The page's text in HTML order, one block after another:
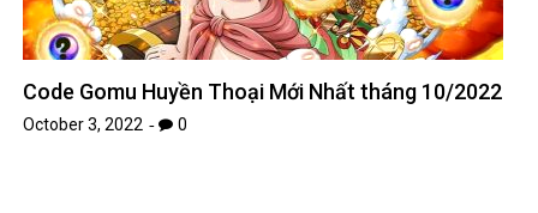
Code Gomu Huyền Thoại Mới Nhất tháng 10/2022
October 3, 2022 0